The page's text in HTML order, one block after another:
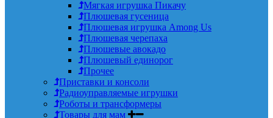
Мягкая игрушка Пикачу
Плюшевая гусеница
Плюшевая игрушка Among Us
Плюшевая черепаха
Плюшевые авокадо
Плюшевый единорог
Прочее
Приставки и консоли
Радиоуправляемые игрушки
Роботы и трансформеры
Товары для мам